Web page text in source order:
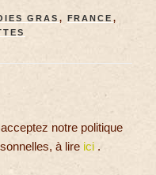
GRAS , FRANCE ,
notre politique
à lire ici .